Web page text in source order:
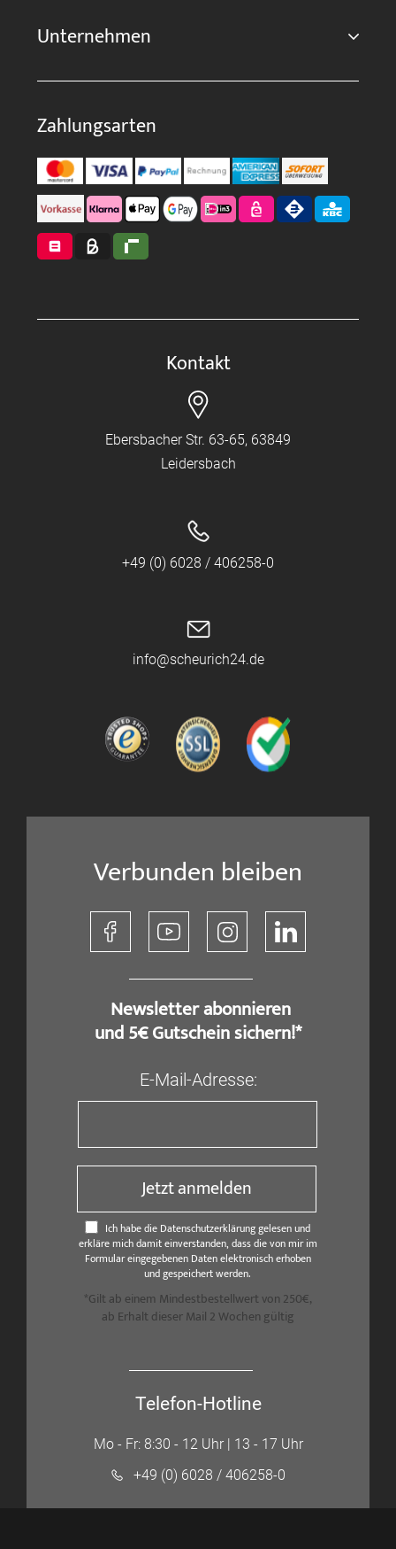
Unternehmen
Zahlungsarten
Kontakt
Ebersbacher Str. 63-65, 63849
Leidersbach
+49 (0) 6028 / 406258-0
info@scheurich24.de
Verbunden bleiben
​ Newsletter abonnieren
und 5€ Gutschein sichern!*
E-Mail-Adresse:
Jetzt anmelden
Ich habe die Datenschutzerklärung gelesen und
erkläre mich damit einverstanden, dass die von mir im
Formular eingegebenen Daten elektronisch erhoben
und gespeichert werden.
*Gilt ab einem Mindestbestellwert von 250€,
ab Erhalt dieser Mail 2 Wochen gültig
Telefon-Hotline
Mo - Fr: 8:30 - 12 Uhr | 13 - 17 Uhr
+49 (0) 6028 / 406258-0